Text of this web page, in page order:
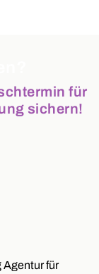
für
sichern!
Agentur für